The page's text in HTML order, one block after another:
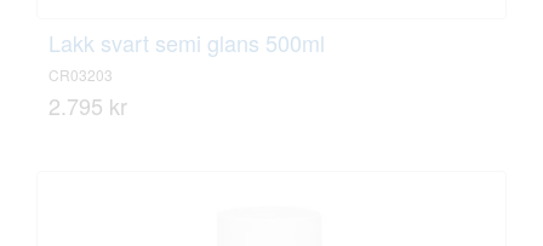
Lakk svart semi glans 500ml
CR03203
2.795 kr